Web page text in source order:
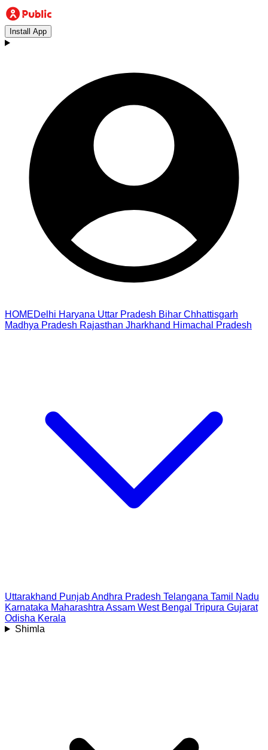
Install App
HOMEDelhi Haryana Uttar Pradesh Bihar Chhattisgarh
Madhya Pradesh Rajasthan Jharkhand Himachal Pradesh
Uttarakhand PunjabAndhra Pradesh Telangana Tamil Nadu
Karnataka Maharashtra Assam West Bengal Tripura Gujarat
Odisha Kerala
Shimla